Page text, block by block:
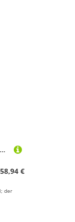
Dirndl | Trachtenmode Damen Dirndlbluse Hochgeschlossen Dirndlblusen Für Oktoberfest Trachtenbluse Outfit Trachtenkleider Tracht Komplettset Midi Bluse Trachten (Beige, XXXXL)
58,94 €
der